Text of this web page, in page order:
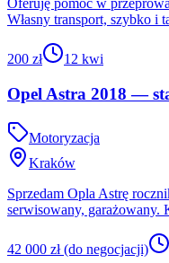
Oferuję pomoc w
Własny transport, szybko i
200 zł 12 kwi
Opel Astra 2018 —
Motoryzacja
Kraków
Sprzedam Opla Astrę
serwisowany, garażowany.
42 000 zł (do negocjacji)